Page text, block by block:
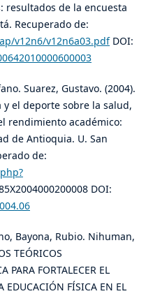
resultados de la encuesta
Recuperado de:
v12n6/v12n6a03.pdfDOI:
Suarez, Gustavo. (2004).
el deporte sobre la salud,
rendimiento académico:
de Antioquia. U. San
de:
DOI:
Bayona, Rubio. Nihuman,
TEÓRICOS
PARA FORTALECER EL
EDUCACIÓN FÍSICA EN EL